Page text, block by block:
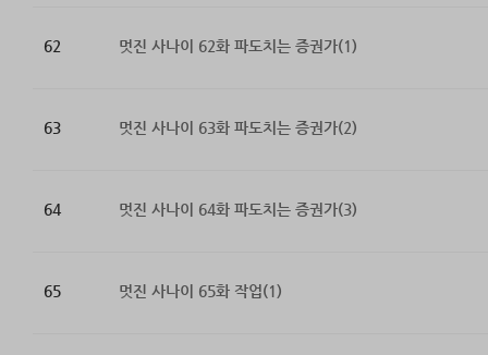
62 멋진 사나이 62화 파도치는 증권가(1)
63 멋진 사나이 63화 파도치는 증권가(2)
64 멋진 사나이 64화 파도치는 증권가(3)
65 멋진 사나이 65화 작업(1)